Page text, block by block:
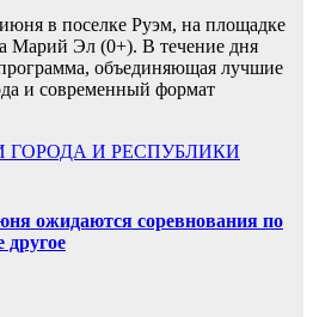
в поселке Руэм, на площадке
Марий Эл (0+). В течение дня
объединяющая лучшие
и современный формат
ГОРОДА И РЕСПУБЛИКИ
ожидаются соревнования по
другое